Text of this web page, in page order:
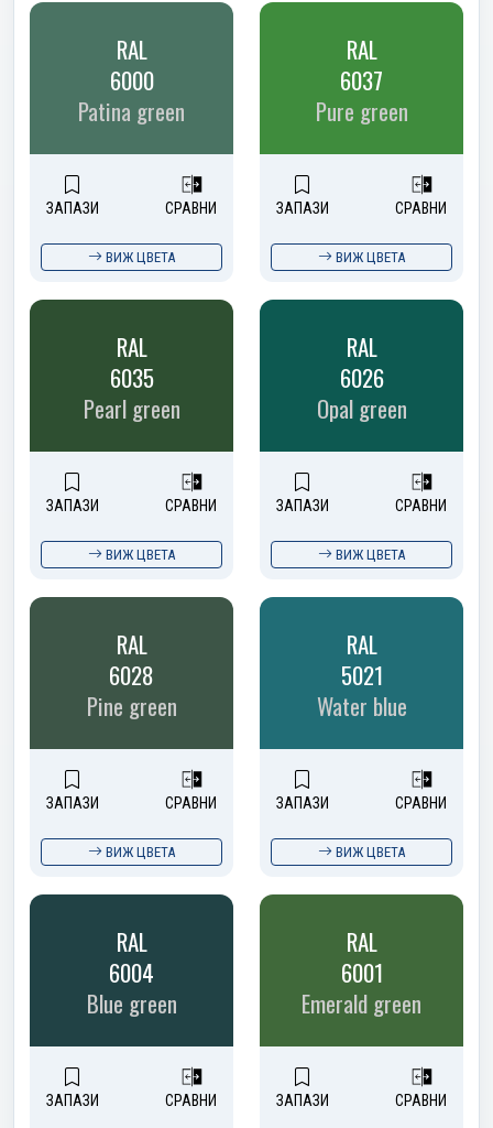
RAL
6000
Patina green
ЗАПАЗИ СРАВНИ
ВИЖ ЦВЕТА
RAL
6037
Pure green
ЗАПАЗИ СРАВНИ
ВИЖ ЦВЕТА
RAL
6035
Pearl green
ЗАПАЗИ СРАВНИ
ВИЖ ЦВЕТА
RAL
6026
Opal green
ЗАПАЗИ СРАВНИ
ВИЖ ЦВЕТА
RAL
6028
Pine green
ЗАПАЗИ СРАВНИ
ВИЖ ЦВЕТА
RAL
5021
Water blue
ЗАПАЗИ СРАВНИ
ВИЖ ЦВЕТА
RAL
6004
Blue green
ЗАПАЗИ СРАВНИ
RAL
6001
Emerald green
ЗАПАЗИ СРАВНИ